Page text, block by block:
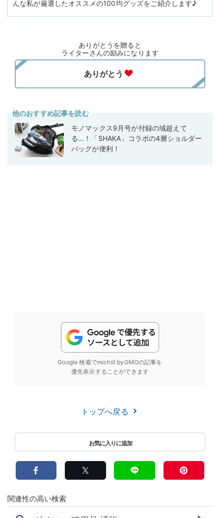
んな私が厳選したオススメの100均グッズをご紹介します♪
ありがとうを贈ると
ライターさんの励みになります
他のおすすめ記事を読む
モノマックス9月号が付録の域超えて
る…！「SHAKA」コラボの4層ショルダー
バッグが便利！
Google 検索でmichill byGMOの記事を
優先表示することができます
トップへ戻る